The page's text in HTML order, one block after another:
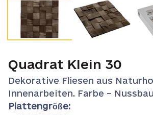
Quadrat Klein 30
Dekorative Fliesen aus
Innenarbeiten. Farbe –
Plattengröße: